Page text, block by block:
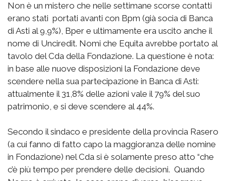
Non è un mistero che nelle settimane scorse contatti
erano stati portati avanti con Bpm (già socia di Banca
di Asti al 9,9%), Bper e ultimamente era uscito anche il
nome di Unciredit. Nomi che Equita avrebbe portato al
tavolo del Cda della Fondazione. La questione è nota:
in base alle nuove disposizioni la Fondazione deve
scendere nella sua partecipazione in Banca di Asti:
attualmente il 31,8% delle azioni vale il 79% del suo
patrimonio, e si deve scendere al 44%.
Secondo il sindaco e presidente della provincia Rasero
(a cui fanno di fatto capo la maggioranza delle nomine
in Fondazione) nel Cda si è solamente preso atto “che
c’è più tempo per prendere delle decisioni. Quando